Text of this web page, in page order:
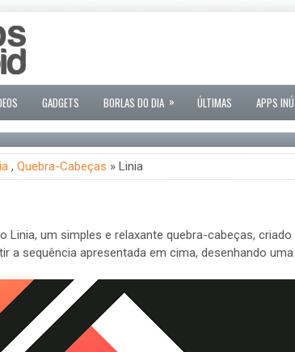
GADGETS BORLAS DO DIA » ÚLTIMAS APPS
, Quebra-Cabeças » Linia
Linia, um simples e relaxante quebra-cabeças, criado
a sequência apresentada em cima, desenhando